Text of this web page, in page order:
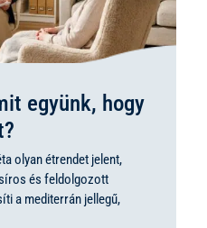
együnk, hogy
olyan étrendet jelent,
és feldolgozott
a mediterrán jellegű,